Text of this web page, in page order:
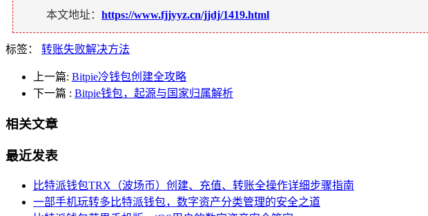
本文地址： https://www.fjjyyz.cn/jjdj/1419.html
标签： 转账失败解决方法
上一篇: Bitpie冷钱包创建全攻略
下一篇 : Bitpie钱包，起源与国家归属解析
相关文章
最近发表
比特派钱包TRX（波场币）创建、充值、转账全操作详细步骤指南
一部手机玩转多比特派钱包，数字资产分类管理的安全之道